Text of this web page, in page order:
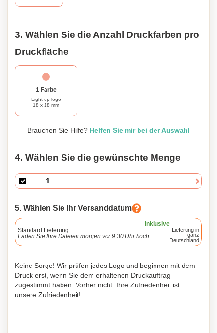
Unternehmenspräsent beeindruckt es nachhaltig.
3. Wählen Sie die Anzahl Druckfarben pro
Druckfläche
1 Farbe
Light up logo
18 x 18 mm
Brauchen Sie Hilfe? Helfen Sie mir bei der Auswahl
4. Wählen Sie die gewünschte Menge
5. Wählen Sie Ihr Versanddatum
Inklusive
Standard Lieferung
Laden Sie Ihre Dateien morgen vor 9.30 Uhr hoch.
Lieferung in
ganz
Deutschland
Keine Sorge! Wir prüfen jedes Logo und beginnen mit dem
Druck erst, wenn Sie dem erhaltenen Druckauftrag
zugestimmt haben. Vorher nicht. Ihre Zufriedenheit ist
unsere Zufriedenheit!